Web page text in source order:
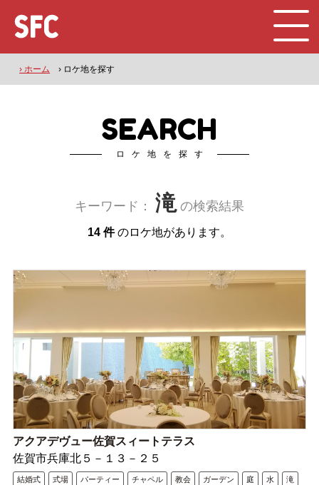
› ホーム › ロケ地を探す
SEARCH
ロケ地を探す
キーワード： 滝の検索結果
14 件のロケ地があります。
アクアデヴュー佐賀スィートテラス
佐賀市兵庫北５－１３－２５
結婚式 式場 パーティー チャペル 教会 ガーデン 庭 水 滝